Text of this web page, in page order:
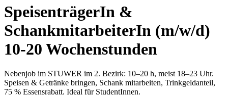
SpeisenträgerIn &
SchankmitarbeiterIn (m/w/d)
10-20 Wochenstunden
Nebenjob im STUWER im 2. Bezirk: 10–20 h, meist 18–23 Uhr.
Speisen & Getränke bringen, Schank mitarbeiten, Trinkgeldanteil,
75 % Essensrabatt. Ideal für StudentInnen.